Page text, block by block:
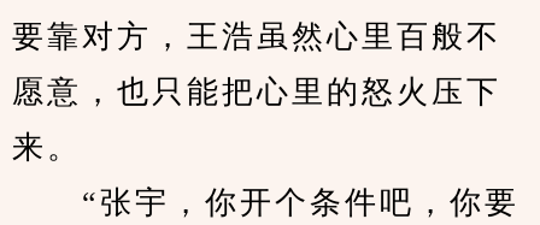
要靠对方，王浩虽然心里百般不
愿意，也只能把心里的怒火压下
来。
“张宇，你开个条件吧，你要